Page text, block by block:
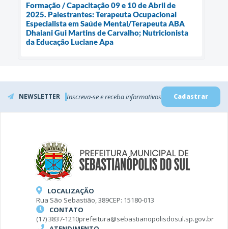
Formação / Capacitação 09 e 10 de Abril de
2025. Palestrantes: Terapeuta Ocupacional
Especialista em Saúde Mental/Terapeuta ABA
Dhaiani Gui Martins de Carvalho; Nutricionista
da Educação Luciane Apa
NEWSLETTER Inscreva-se e receba informativos Cadastrar
LOCALIZAÇÃO
Rua São Sebastião, 389CEP: 15180-013
CONTATO
(17) 3837-1210prefeitura@sebastianopolisdosul.sp.gov.br